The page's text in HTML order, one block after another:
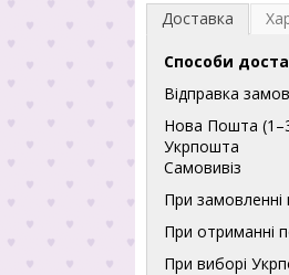
Доставка
Способи
Відправка
Нова Пошта
Укрпошта
Самовивіз
При
При отриманні
При виборі